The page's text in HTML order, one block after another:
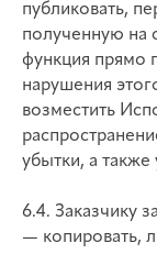
публиковать,
полученную на
функция прямо
нарушения
возместить
убытки, а
6.4. Заказчику
— копировать,